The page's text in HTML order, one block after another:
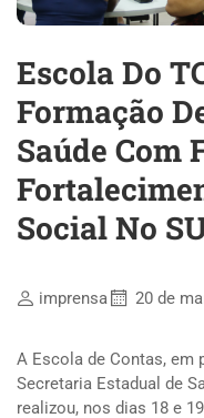
Escola Do
Formação
Saúde Com
Social No
imprensa 20 de
A Escola de Contas, em
Secretaria Estadual de
realizou, nos dias 18 e